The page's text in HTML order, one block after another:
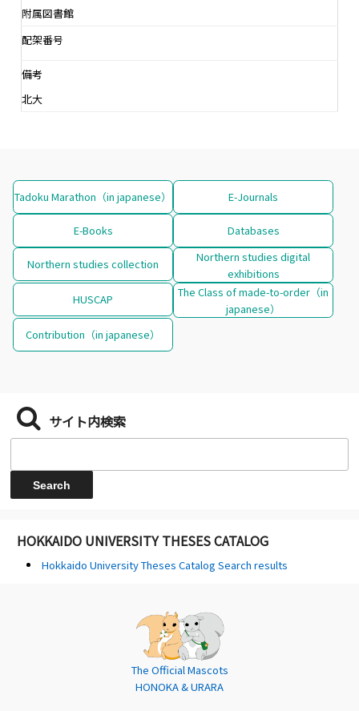
附属図書館
配架番号
備考
北大
Tadoku Marathon（in japanese） E-Journals
E-Books Databases
Northern studies collection
Northern studies digital
exhibitions
HUSCAP
The Class of made-to-order（in
japanese）
Contribution（in japanese）
サイト内検索
HOKKAIDO UNIVERSITY THESES CATALOG
Hokkaido University Theses Catalog Search results
The Official Mascots
HONOKA & URARA